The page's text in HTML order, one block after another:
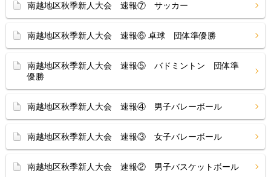
南越地区秋季新人大会 速報⑦ サッカー
南越地区秋季新人大会 速報⑥ 卓球 団体準優勝
南越地区秋季新人大会 速報⑤ バドミントン 団体準
優勝
南越地区秋季新人大会 速報④ 男子バレーボール
南越地区秋季新人大会 速報③ 女子バレーボール
南越地区秋季新人大会 速報② 男子バスケットボール